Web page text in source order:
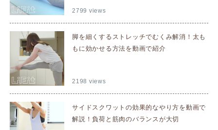
2799 views
脚を細くするストレッチでむくみ解消！太も
もに効かせる方法を動画で紹介
2198 views
サイドスクワットの効果的なやり方を動画で
解説！負荷と筋肉のバランスが大切